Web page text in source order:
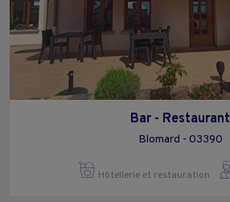
Bar - Restaurant
Blomard - 03390
Hôtellerie et restauration